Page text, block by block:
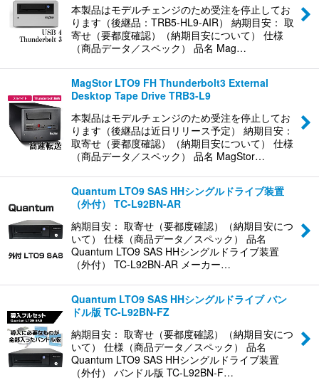
本製品はモデルチェンジのため受注を停止してお
ります（後継品：TRB5-HL9-AIR） 納期目安： 取
寄せ（要都度確認）（納期目安について） 仕様
（商品データ／スペック） 品名 Mag…
MagStor LTO9 FH Thunderbolt3 External
Desktop Tape Drive TRB3-L9
本製品はモデルチェンジのため受注を停止してお
ります（後継品は近日リリース予定） 納期目安：
取寄せ（要都度確認）（納期目安について） 仕様
（商品データ／スペック） 品名 MagStor…
Quantum LTO9 SAS HHシングルドライブ装置
（外付） TC-L92BN-AR
納期目安： 取寄せ（要都度確認）（納期目安につ
いて） 仕様（商品データ／スペック） 品名
Quantum LTO9 SAS HHシングルドライブ装置
（外付） TC-L92BN-AR メーカー…
Quantum LTO9 SAS HHシングルドライブ バン
ドル版 TC-L92BN-FZ
納期目安： 取寄せ（要都度確認）（納期目安につ
いて） 仕様（商品データ／スペック） 品名
Quantum LTO9 SAS HHシングルドライブ装置
（外付） バンドル版 TC-L92BN-F…